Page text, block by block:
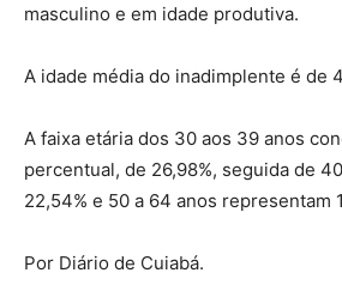
masculino e em idade produtiva.
A idade média do inadimplente é de
A faixa etária dos 30 aos 39 anos
percentual, de 26,98%, seguida de
22,54% e 50 a 64 anos representam
Por Diário de Cuiabá.